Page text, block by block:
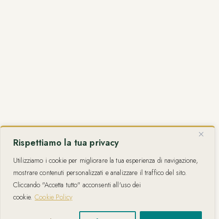
Rispettiamo la tua privacy
Utilizziamo i cookie per migliorare la tua esperienza di navigazione,
mostrare contenuti personalizzati e analizzare il traffico del sito.
Cliccando "Accetta tutto" acconsenti all'uso dei
cookie. Cookie Policy